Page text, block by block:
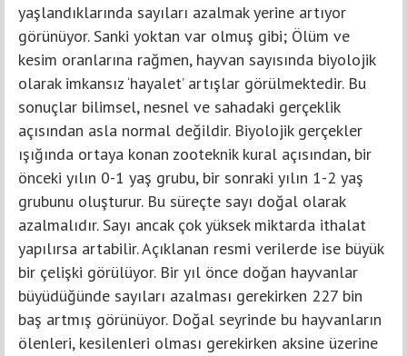
yaşlandıklarında sayıları azalmak yerine artıyor
görünüyor. Sanki yoktan var olmuş gibi; Ölüm ve
kesim oranlarına rağmen, hayvan sayısında biyolojik
olarak imkansız ‘hayalet’ artışlar görülmektedir. Bu
sonuçlar bilimsel, nesnel ve sahadaki gerçeklik
açısından asla normal değildir. Biyolojik gerçekler
ışığında ortaya konan zooteknik kural açısından, bir
önceki yılın 0-1 yaş grubu, bir sonraki yılın 1-2 yaş
grubunu oluşturur. Bu süreçte sayı doğal olarak
azalmalıdır. Sayı ancak çok yüksek miktarda ithalat
yapılırsa artabilir. Açıklanan resmi verilerde ise büyük
bir çelişki görülüyor. Bir yıl önce doğan hayvanlar
büyüdüğünde sayıları azalması gerekirken 227 bin
baş artmış görünüyor. Doğal seyrinde bu hayvanların
ölenleri, kesilenleri olması gerekirken aksine üzerine